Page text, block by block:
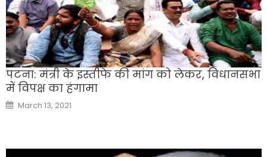
पटना: मंत्री के इस्तीफे की मांग को लेकर, विधानसभा
में विपक्ष का हंगामा
Posted
on
March 13, 2021